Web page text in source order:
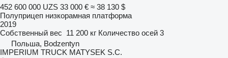
452 600 000 UZS 33 000 € ≈ 38 130 $
Полуприцеп низкорамная платформа
2019
Собственный вес 11 200 кг Количество осей 3
Польша, Bodzentyn
IMPERIUM TRUCK MATYSEK S.C.